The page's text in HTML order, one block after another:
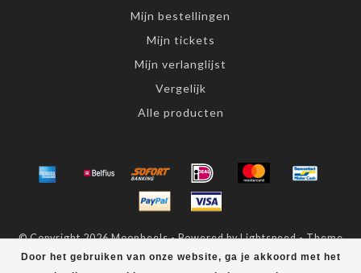
Door het gebruiken van onze website, ga je akkoord met het
Mijn bestellingen
Mijn tickets
Mijn verlanglijst
Vergelijk
Alle producten
© Copyright 2026 Moonheels - Powered byLightspeed- Theme
byDyvelopment